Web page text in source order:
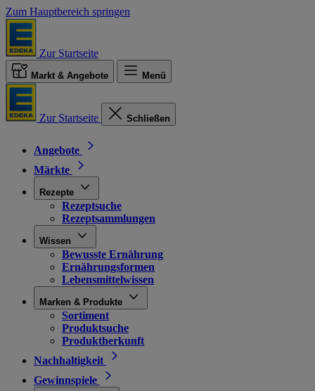
Zum Hauptbereich springen
Zur Startseite
Markt & Angebote Menü
Zur Startseite Schließen
Angebote
Märkte
Rezepte
Rezeptsuche
Rezeptsammlungen
Wissen
Bewusste Ernährung
Ernährungsformen
Lebensmittelwissen
Marken & Produkte
Sortiment
Produktsuche
Produktherkunft
Nachhaltigkeit
Gewinnspiele